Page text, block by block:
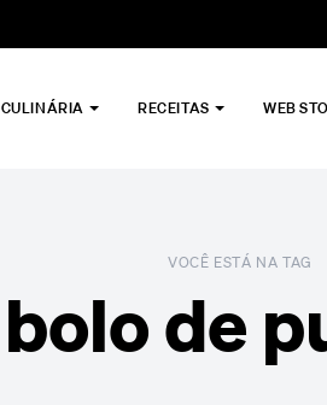
CULINÁRIA RECEITAS WEB
VOCÊ ESTÁ NA TAG
bolo de